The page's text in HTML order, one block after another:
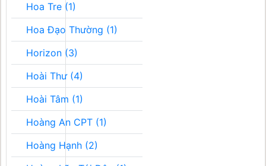
Hoa Tre (1)
Hoa Đạo Thường (1)
Horizon (3)
Hoài Thư (4)
Hoài Tâm (1)
Hoàng An CPT (1)
Hoàng Hạnh (2)